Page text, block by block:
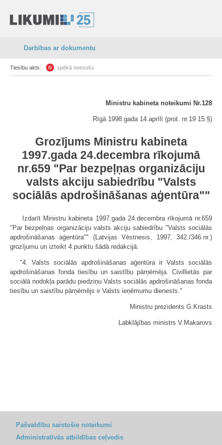
Darbības ar dokumentu
Tiesību akts: spēkā neesošs
Ministru kabineta noteikumi Nr.128
Rīgā 1998.gada 14.aprīlī (prot. nr.19 15.§)
Grozījums Ministru kabineta
1997.gada 24.decembra rīkojumā
nr.659 "Par bezpeļņas organizāciju
valsts akciju sabiedrību "Valsts
sociālās apdrošināšanas aģentūra""
Izdarīt Ministru kabineta 1997.gada 24.decembra rīkojumā nr.659
"Par bezpeļņas organizāciju valsts akciju sabiedrību "Valsts sociālās
apdrošināšanas aģentūra"" (Latvijas Vēstnesis, 1997, 342./346.nr.)
grozījumu un izteikt 4.punktu šādā redakcijā:
"4. Valsts sociālās apdrošināšanas aģentūra ir Valsts sociālās
apdrošināšanas fonda tiesību un saistību pārņēmēja. Civillietās par
sociālā nodokļa parādu piedziņu Valsts sociālās apdrošināšanas fonda
tiesību un saistību pārņēmējs ir Valsts ieņēmumu dienests."
Ministru prezidents G.Krasts
Labklājības ministrs V.Makarovs
Pašvaldību saistošie noteikumi
Administratīvās atbildības ceļvedis